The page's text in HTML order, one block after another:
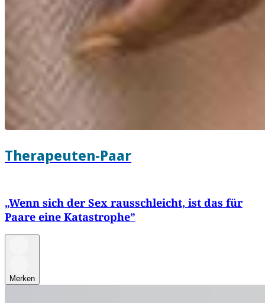
Therapeuten-Paar
„Wenn sich der Sex rausschleicht, ist das für
Paare eine Katastrophe”
Merken